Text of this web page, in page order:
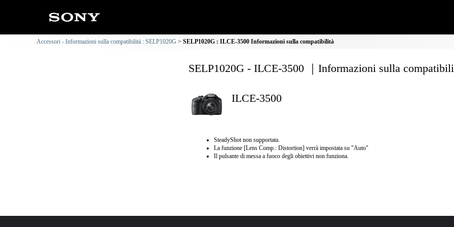
Accessori - Informazioni sulla compatibilità : SELP1020G SELP1020G : ILCE-3500 Informazioni sulla compatibilità
SELP1020G - ILCE-3500 ｜Informazioni sulla
ILCE-3500
SteadyShot non supportata.
La funzione [Lens Comp.: Distortion] verrà impostata su "Auto"
Il pulsante di messa a fuoco degli obiettivi non funziona.